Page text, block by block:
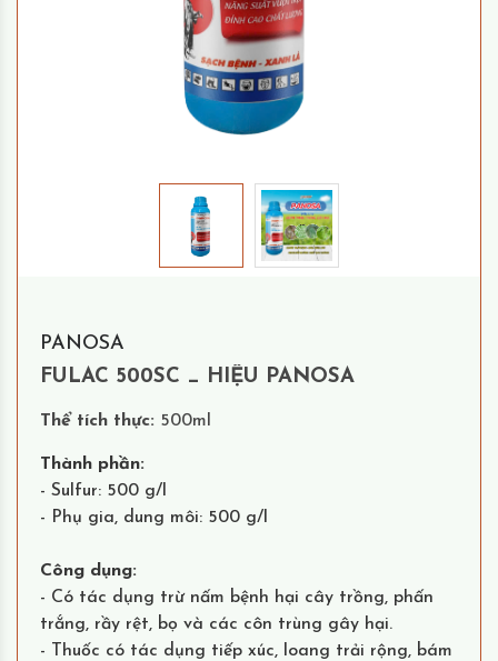
PANOSA
FULAC 500SC _ HIỆU PANOSA
Thể tích thực: 500ml
Thành phần:
- Sulfur: 500 g/l
- Phụ gia, dung môi: 500 g/l
Công dụng:
- Có tác dụng trừ nấm bệnh hại cây trồng, phấn
trắng, rầy rệt, bọ và các côn trùng gây hại.
- Thuốc có tác dụng tiếp xúc, loang trải rộng, bám